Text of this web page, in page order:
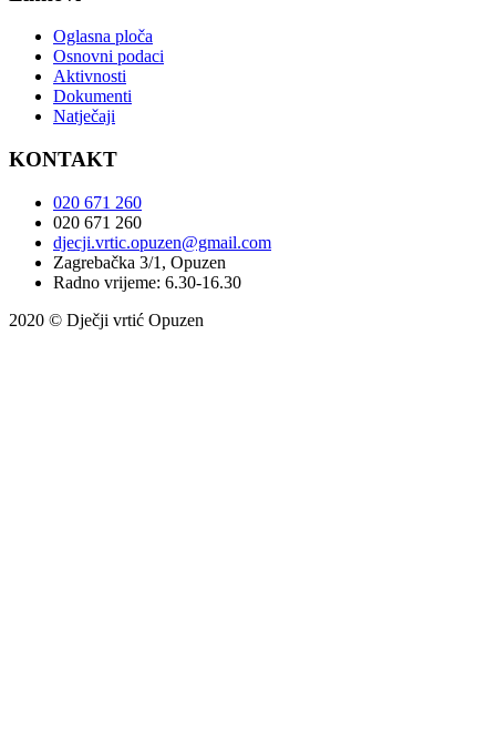
Oglasna ploča
Osnovni podaci
Aktivnosti
Dokumenti
Natječaji
KONTAKT
020 671 260
020 671 260
djecji.vrtic.opuzen@gmail.com
Zagrebačka 3/1, Opuzen
Radno vrijeme: 6.30-16.30
2020 © Dječji vrtić Opuzen